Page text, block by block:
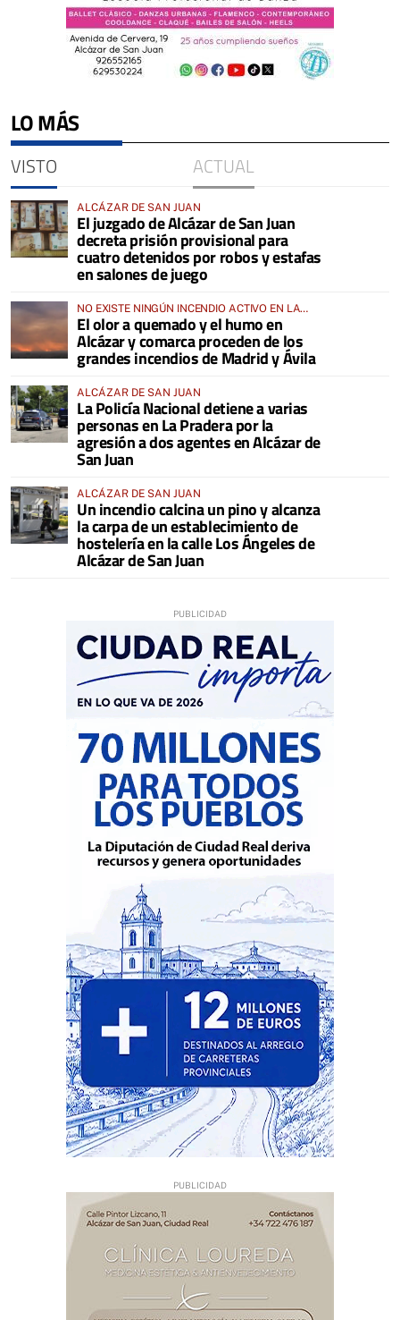
LO MÁS
VISTO ACTUAL
ALCÁZAR DE SAN JUAN
El juzgado de Alcázar de San Juan
decreta prisión provisional para
cuatro detenidos por robos y estafas
en salones de juego
NO EXISTE NINGÚN INCENDIO ACTIVO EN LA
COMARCA
El olor a quemado y el humo en
Alcázar y comarca proceden de los
grandes incendios de Madrid y Ávila
ALCÁZAR DE SAN JUAN
La Policía Nacional detiene a varias
personas en La Pradera por la
agresión a dos agentes en Alcázar de
San Juan
ALCÁZAR DE SAN JUAN
Un incendio calcina un pino y alcanza
la carpa de un establecimiento de
hostelería en la calle Los Ángeles de
Alcázar de San Juan